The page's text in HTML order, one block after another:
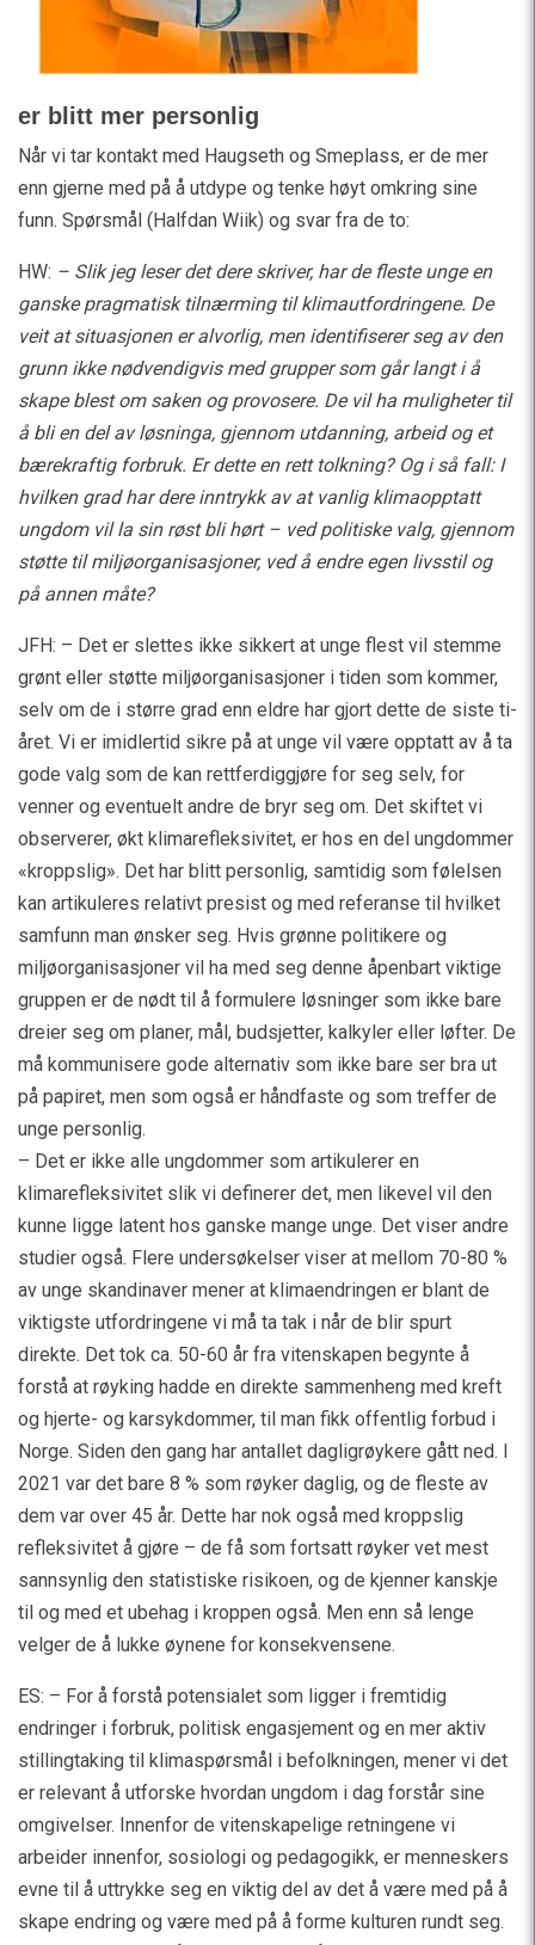
er blitt mer personlig
Når vi tar kontakt med Haugseth og Smeplass, er de mer
enn gjerne med på å utdype og tenke høyt omkring sine
funn. Spørsmål (Halfdan Wiik) og svar fra de to:
HW: – Slik jeg leser det dere skriver, har de fleste unge en
ganske pragmatisk tilnærming til klimautfordringene. De
veit at situasjonen er alvorlig, men identifiserer seg av den
grunn ikke nødvendigvis med grupper som går langt i å
skape blest om saken og provosere. De vil ha muligheter til
å bli en del av løsninga, gjennom utdanning, arbeid og et
bærekraftig forbruk. Er dette en rett tolkning? Og i så fall: I
hvilken grad har dere inntrykk av at vanlig klimaopptatt
ungdom vil la sin røst bli hørt – ved politiske valg, gjennom
støtte til miljøorganisasjoner, ved å endre egen livsstil og
på annen måte?
JFH: – Det er slettes ikke sikkert at unge flest vil stemme
grønt eller støtte miljøorganisasjoner i tiden som kommer,
selv om de i større grad enn eldre har gjort dette de siste ti-
året. Vi er imidlertid sikre på at unge vil være opptatt av å ta
gode valg som de kan rettferdiggjøre for seg selv, for
venner og eventuelt andre de bryr seg om. Det skiftet vi
observerer, økt klimarefleksivitet, er hos en del ungdommer
«kroppslig». Det har blitt personlig, samtidig som følelsen
kan artikuleres relativt presist og med referanse til hvilket
samfunn man ønsker seg. Hvis grønne politikere og
miljøorganisasjoner vil ha med seg denne åpenbart viktige
gruppen er de nødt til å formulere løsninger som ikke bare
dreier seg om planer, mål, budsjetter, kalkyler eller løfter. De
må kommunisere gode alternativ som ikke bare ser bra ut
på papiret, men som også er håndfaste og som treffer de
unge personlig.
– Det er ikke alle ungdommer som artikulerer en
klimarefleksivitet slik vi definerer det, men likevel vil den
kunne ligge latent hos ganske mange unge. Det viser andre
studier også. Flere undersøkelser viser at mellom 70-80 %
av unge skandinaver mener at klimaendringen er blant de
viktigste utfordringene vi må ta tak i når de blir spurt
direkte. Det tok ca. 50-60 år fra vitenskapen begynte å
forstå at røyking hadde en direkte sammenheng med kreft
og hjerte- og karsykdommer, til man fikk offentlig forbud i
Norge. Siden den gang har antallet dagligrøykere gått ned. I
2021 var det bare 8 % som røyker daglig, og de fleste av
dem var over 45 år. Dette har nok også med kroppslig
refleksivitet å gjøre – de få som fortsatt røyker vet mest
sannsynlig den statistiske risikoen, og de kjenner kanskje
til og med et ubehag i kroppen også. Men enn så lenge
velger de å lukke øynene for konsekvensene.
ES: – For å forstå potensialet som ligger i fremtidig
endringer i forbruk, politisk engasjement og en mer aktiv
stillingtaking til klimaspørsmål i befolkningen, mener vi det
er relevant å utforske hvordan ungdom i dag forstår sine
omgivelser. Innenfor de vitenskapelige retningene vi
arbeider innenfor, sosiologi og pedagogikk, er menneskers
evne til å uttrykke seg en viktig del av det å være med på å
skape endring og være med på å forme kulturen rundt seg.